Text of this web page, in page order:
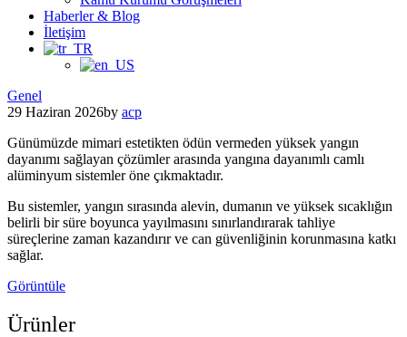
Haberler & Blog
İletişim
Posted
in
Genel
29 Haziran 2026by acp
Günümüzde mimari estetikten ödün vermeden yüksek yangın
dayanımı sağlayan çözümler arasında yangına dayanımlı camlı
alüminyum sistemler öne çıkmaktadır.
Bu sistemler, yangın sırasında alevin, dumanın ve yüksek sıcaklığın
belirli bir süre boyunca yayılmasını sınırlandırarak tahliye
süreçlerine zaman kazandırır ve can güvenliğinin korunmasına katkı
sağlar.
Görüntüle
Ürünler